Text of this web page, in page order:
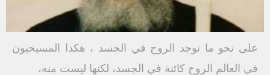
على نحو ما توجد الروح في الجسد ، هكذا المسيحيون
في العالم الروح كائنة في الجسد، لكنها ليست منه،